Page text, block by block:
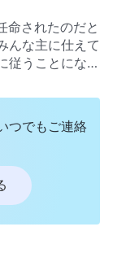
命されたのだと
んな主に仕えて
従うことになる
解し解釈ができ
。つまり、牧師
台になっている
老が聖書に従う
す何が悪いので
つでもご連絡